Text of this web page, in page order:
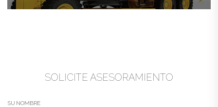
SOLICITE ASESORAMIENTO
SU NOMBRE